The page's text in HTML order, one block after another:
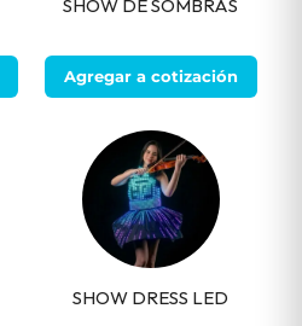
SHOW DE SOMBRAS
Agregar a cotización
SHOW DRESS LED